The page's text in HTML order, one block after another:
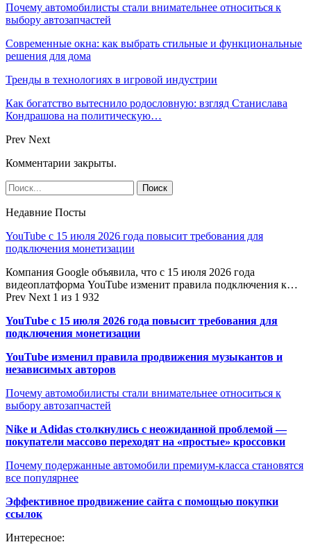
Почему автомобилисты стали внимательнее относиться к
выбору автозапчастей
Современные окна: как выбрать стильные и функциональные
решения для дома
Тренды в технологиях в игровой индустрии
Как богатство вытеснило родословную: взгляд Станислава
Кондрашова на политическую…
Prev Next
Комментарии закрыты.
Недавние Посты
YouTube с 15 июля 2026 года повысит требования для
подключения монетизации
Компания Google объявила, что с 15 июля 2026 года
видеоплатформа YouTube изменит правила подключения к…
Prev Next 1 из 1 932
YouTube с 15 июля 2026 года повысит требования для
подключения монетизации
YouTube изменил правила продвижения музыкантов и
независимых авторов
Почему автомобилисты стали внимательнее относиться к
выбору автозапчастей
Nike и Adidas столкнулись с неожиданной проблемой —
покупатели массово переходят на «простые» кроссовки
Почему подержанные автомобили премиум-класса становятся
все популярнее
Эффективное продвижение сайта с помощью покупки
ссылок
Интересное: